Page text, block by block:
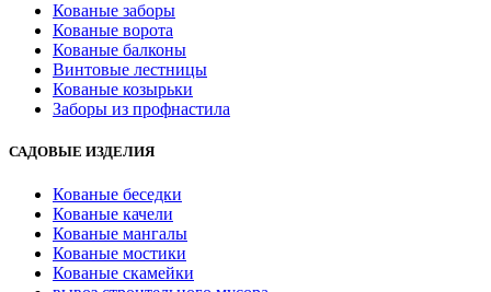
Кованые заборы
Кованые ворота
Кованые балконы
Винтовые лестницы
Кованые козырьки
Заборы из профнастила
САДОВЫЕ ИЗДЕЛИЯ
Кованые беседки
Кованые качели
Кованые мангалы
Кованые мостики
Кованые скамейки